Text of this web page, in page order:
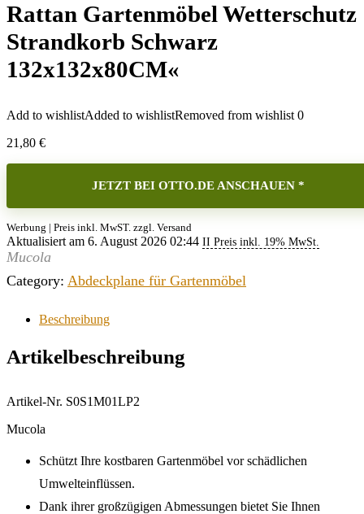
Rattan Gartenmöbel Wetterschutz
Strandkorb Schwarz
132x132x80CM«
Add to wishlistAdded to wishlistRemoved from wishlist 0
21,80 €
JETZT BEI OTTO.DE ANSCHAUEN *
Werbung | Preis inkl. MwST. zzgl. Versand
Aktualisiert am 6. August 2026 02:44 II Preis inkl. 19% MwSt.
Mucola
Category: Abdeckplane für Gartenmöbel
Beschreibung
Artikelbeschreibung
Artikel-Nr. S0S1M01LP2
Mucola
Schützt Ihre kostbaren Gartenmöbel vor schädlichen
Umwelteinflüssen.
Dank ihrer großzügigen Abmessungen bietet Sie Ihnen